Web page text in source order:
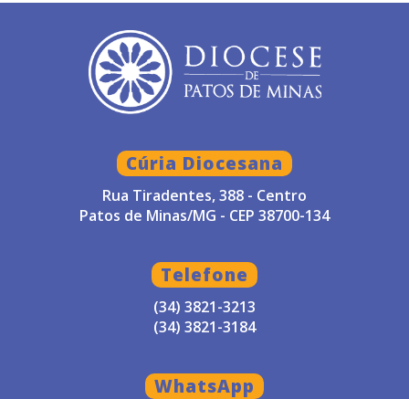
Cúria Diocesana
Rua Tiradentes, 388 - Centro
Patos de Minas/MG - CEP 38700-134
Telefone
(34) 3821-3213
(34) 3821-3184
WhatsApp